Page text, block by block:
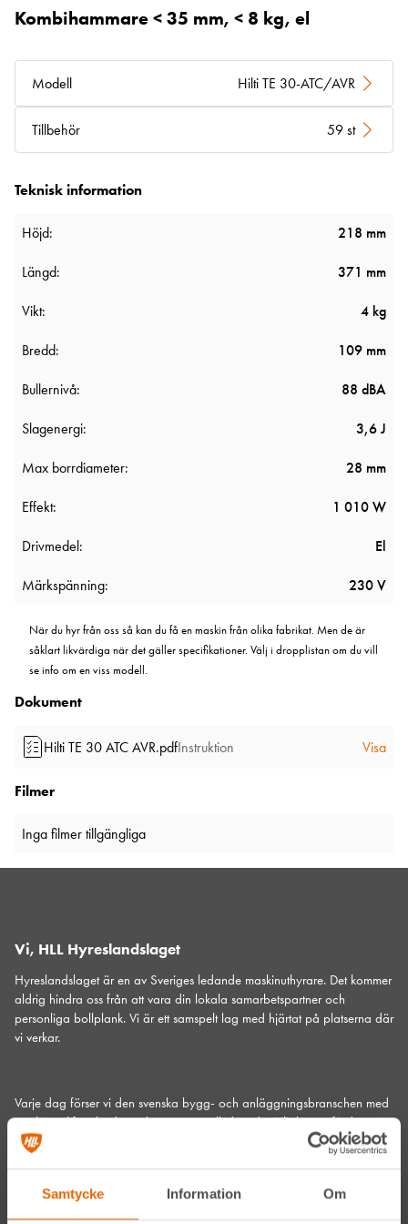
Samtycke Information Om
Kombihammare < 35 mm, < 8 kg, el
Modell Hilti TE 30-ATC/AVR
Tillbehör 59 st
Teknisk information
Höjd: 218 mm
Längd: 371 mm
Vikt: 4 kg
Bredd: 109 mm
Bullernivå: 88 dBA
Slagenergi: 3,6 J
Max borrdiameter: 28 mm
Effekt: 1 010 W
Drivmedel: El
Märkspänning: 230 V
När du hyr från oss så kan du få en maskin från olika fabrikat. Men de är
såklart likvärdiga när det gäller specifikationer. Välj i dropplistan om du vill
se info om en viss modell.
Dokument
Hilti TE 30 ATC AVR.pdfInstruktion Visa
Filmer
Inga filmer tillgängliga
Vi, HLL Hyreslandslaget
Hyreslandslaget är en av Sveriges ledande maskinuthyrare. Det kommer
aldrig hindra oss från att vara din lokala samarbetspartner och
personliga bollplank. Vi är ett samspelt lag med hjärtat på platserna där
vi verkar.
Varje dag förser vi den svenska bygg- och anläggningsbranschen med
maskiner,liftar,bodar och vagnar– alltid med möjlighet att få dem
utkörda till den plats där du behöver dem.
Vi gör det med service utöver det vanliga och problemlösning som gör
skillnad. Hos oss handlar mycket om maskiner, men alltid allra mest om